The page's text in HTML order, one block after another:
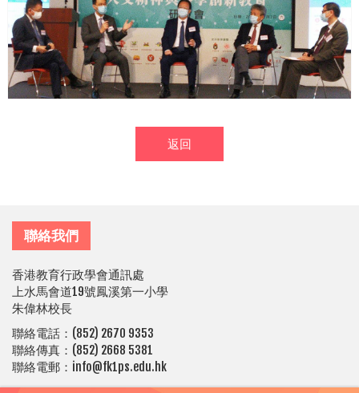
返回
聯絡我們
香港教育行政學會通訊處
上水馬會道19號鳳溪第一小學
朱偉林校長
聯絡電話：(852) 2670 9353
聯絡傳真：(852) 2668 5381
聯絡電郵：info@fk1ps.edu.hk